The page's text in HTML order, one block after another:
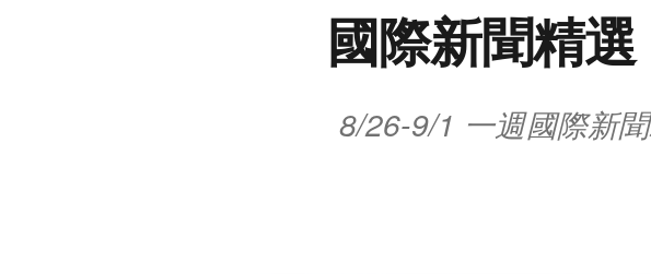
國際新聞精選
8/26-9/1 一週國際新